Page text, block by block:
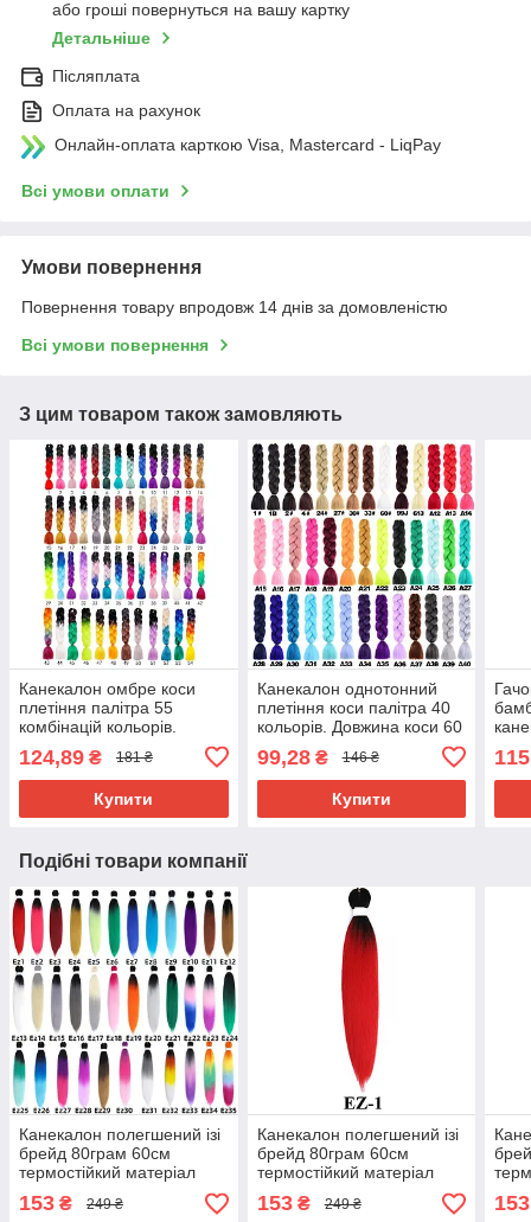
або гроші повернуться на вашу картку
Детальніше
Післяплата
Оплата на рахунок
Онлайн-оплата карткою Visa, Mastercard - LiqPay
Всі умови оплати
Умови повернення
Повернення товару впродовж 14 днів за домовленістю
Всі умови повернення
З цим товаром також замовляють
Канекалон омбре коси
плетіння палітра 55
комбінацій кольорів.
Термостійкий
124,89 ₴ 181 ₴
Купити
Канекалон однотонний
плетіння коси палітра 40
кольорів. Довжина коси 60
99,28₴ 146 ₴
Купити
115
Подібні товари компанії
Канекалон полегшений ізі
брейд 80грам 60см
термостійкий матеріал
180°C EZ хвіст омбре
Easy Braid
153 ₴ 249 ₴
Канекалон полегшений ізі
брейд 80грам 60см
термостійкий матеріал
180°C EZ-1 хвіст омбре
Easy Braid
153₴ 249 ₴ 153